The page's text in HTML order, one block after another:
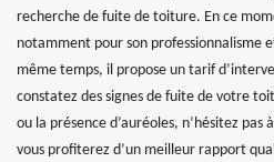
recherche de fuite de toiture. En ce
notamment pour son professionnalisme
même temps, il propose un tarif
constatez des signes de fuite de votre
ou la présence d’auréoles, n’hésitez
vous profiterez d’un meilleur rapport